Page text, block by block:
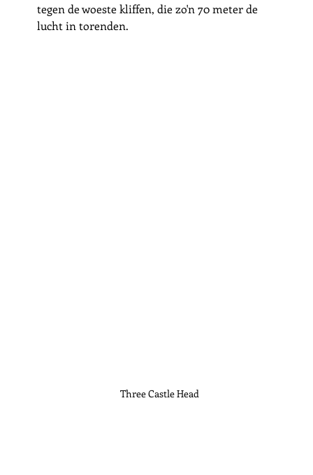
tegen de woeste kliffen, die zo'n 70 meter de
lucht in torenden.
Three Castle Head